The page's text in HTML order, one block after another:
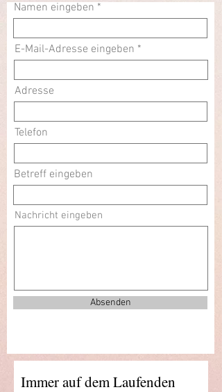
Namen eingeben
E-Mail-Adresse eingeben
Adresse
Telefon
Betreff eingeben
Nachricht eingeben
Absenden
Immer auf dem Laufenden